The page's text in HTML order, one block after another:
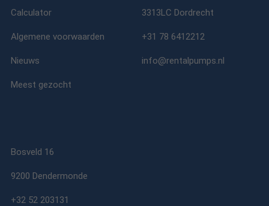
Calculator
Algemene voorwaarden
Nieuws
Meest gezocht
3313LC Dordrecht
+31 78 6412212
info@rentalpumps.nl
Bosveld 16
9200 Dendermonde
+32 52 203131